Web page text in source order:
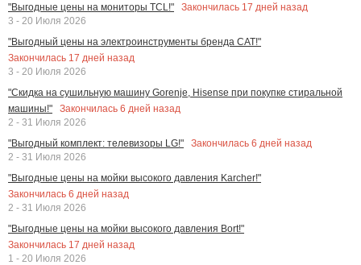
"Выгодные цены на мониторы TCL!"
Закончилась 17 дней назад
3 - 20 Июля 2026
"Выгодный цены на электроинструменты бренда CAT!"
Закончилась 17 дней назад
3 - 20 Июля 2026
"Скидка на сушильную машину Gorenje, Hisense при покупке стиральной
машины!"
Закончилась 6 дней назад
2 - 31 Июля 2026
"Выгодный комплект: телевизоры LG!"
Закончилась 6 дней назад
2 - 31 Июля 2026
"Выгодные цены на мойки высокого давления Karcher!"
Закончилась 6 дней назад
2 - 31 Июля 2026
"Выгодные цены на мойки высокого давления Bort!"
Закончилась 17 дней назад
1 - 20 Июля 2026